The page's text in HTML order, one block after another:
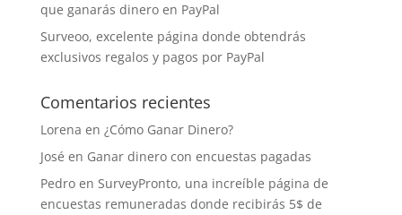
que ganarás dinero en PayPal
Surveoo, excelente página donde obtendrás
exclusivos regalos y pagos por PayPal
Comentarios recientes
Lorena en ¿Cómo Ganar Dinero?
José en Ganar dinero con encuestas pagadas
Pedroen SurveyPronto, una increíble página de
encuestas remuneradas donde recibirás 5$ de